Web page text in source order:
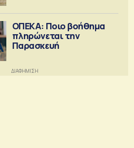
ΟΠΕΚΑ: Ποιο βοήθημα
πληρώνεται την
Παρασκευή